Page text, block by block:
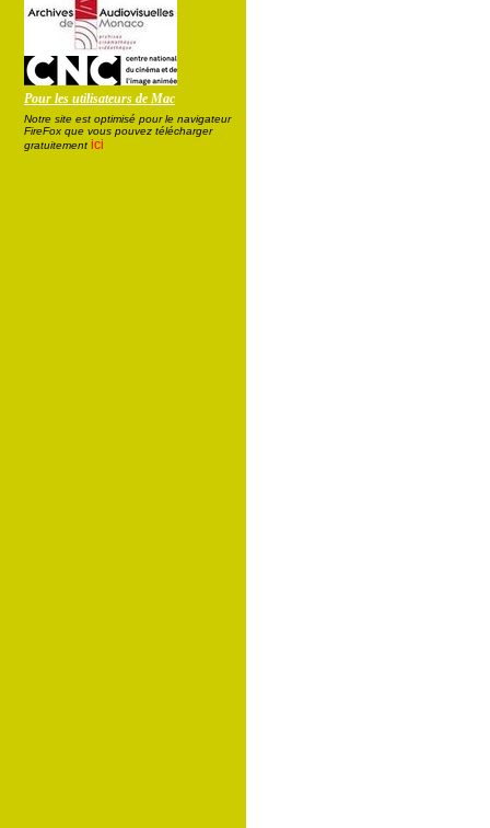
Pour les utilisateurs de Mac
Notre site est optimisé pour le navigateur
FireFox que vous pouvez télécharger
gratuitement ici